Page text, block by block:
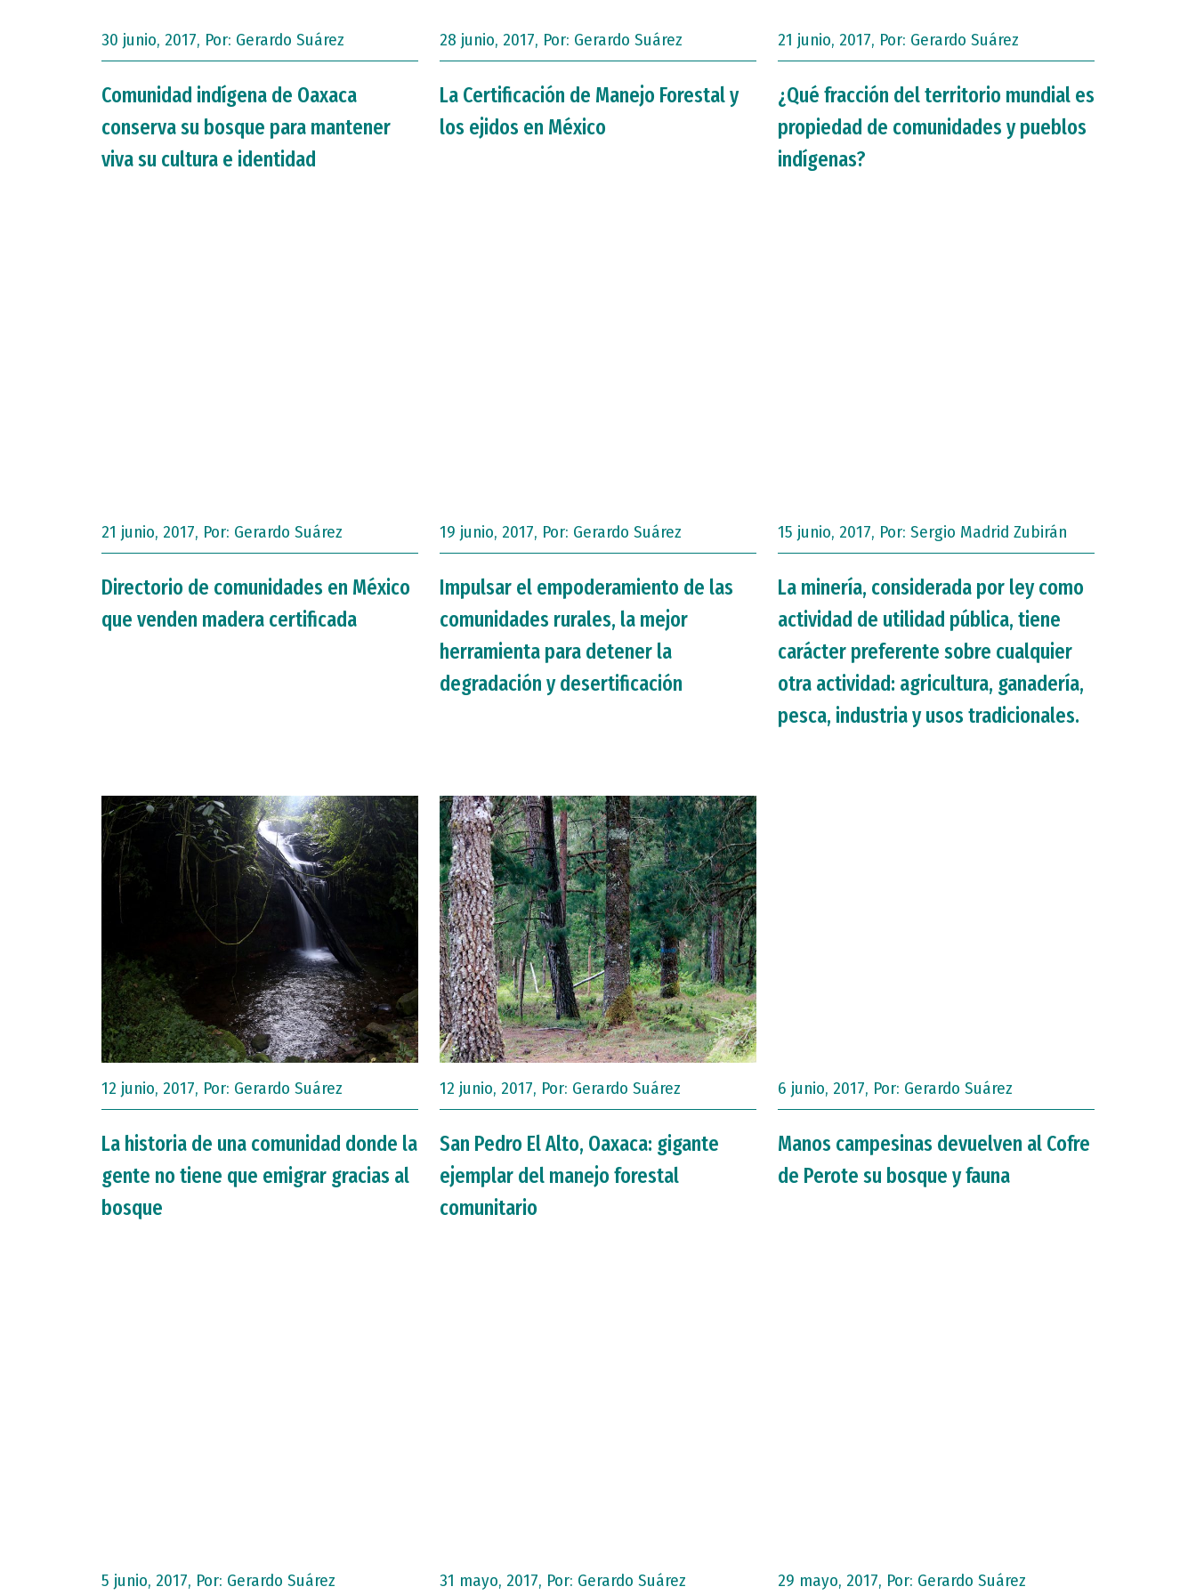
30 junio, 2017, Por: Gerardo Suárez
Comunidad indígena de Oaxaca
conserva su bosque para mantener
viva su cultura e identidad
28 junio, 2017, Por: Gerardo Suárez
La Certificación de Manejo Forestal y
los ejidos en México
21 junio, 2017, Por: Gerardo Suárez
¿Qué fracción del territorio mundial es
propiedad de comunidades y pueblos
indígenas?
21 junio, 2017, Por: Gerardo Suárez
Directorio de comunidades en México
que venden madera certificada
19 junio, 2017, Por: Gerardo Suárez
Impulsar el empoderamiento de las
comunidades rurales, la mejor
herramienta para detener la
degradación y desertificación
15 junio, 2017, Por: Sergio Madrid Zubirán
La minería, considerada por ley como
actividad de utilidad pública, tiene
carácter preferente sobre cualquier
otra actividad: agricultura, ganadería,
pesca, industria y usos tradicionales.
12 junio, 2017, Por: Gerardo Suárez
La historia de una comunidad donde la
gente no tiene que emigrar gracias al
bosque
12 junio, 2017, Por: Gerardo Suárez
San Pedro El Alto, Oaxaca: gigante
ejemplar del manejo forestal
comunitario
6 junio, 2017, Por: Gerardo Suárez
Manos campesinas devuelven al Cofre
de Perote su bosque y fauna
5 junio, 2017, Por: Gerardo Suárez 31 mayo, 2017, Por: Gerardo Suárez 29 mayo, 2017, Por: Gerardo Suárez